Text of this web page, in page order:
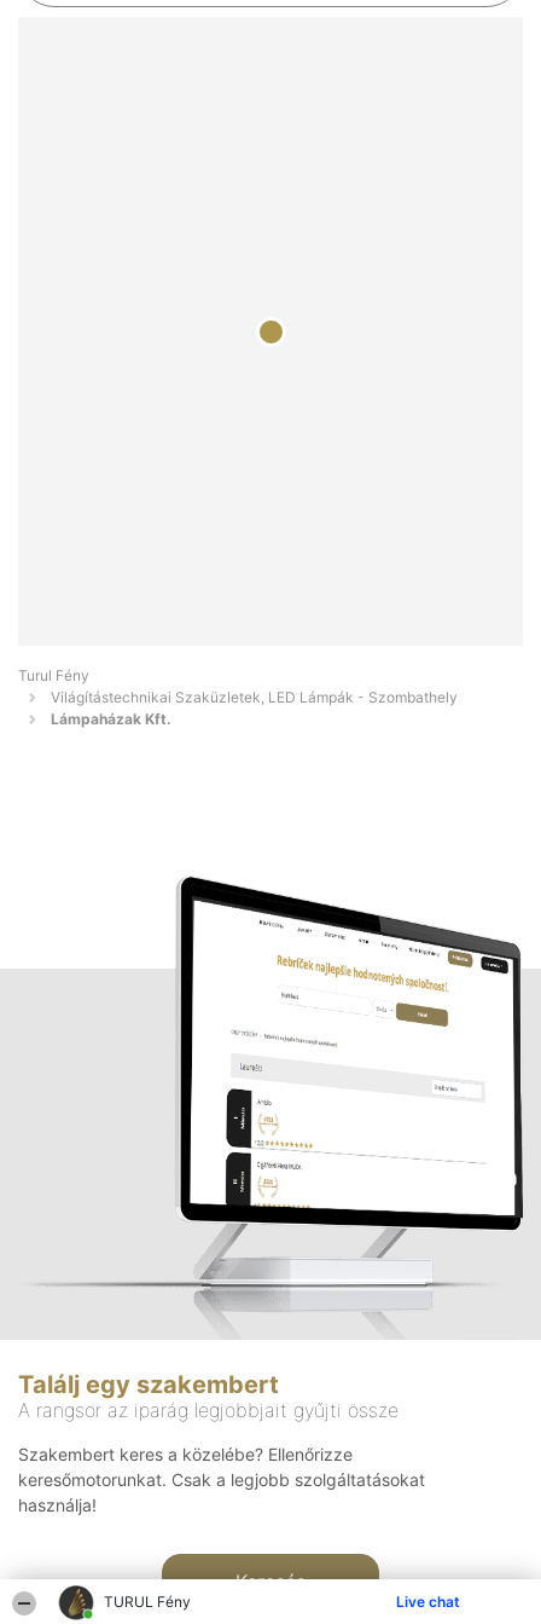
TURUL Fény Live chat
Turul Fény
Világítástechnikai Szaküzletek, LED Lámpák - Szombathely
Lámpaházak Kft.
Találj egy szakembert
A rangsor az iparág legjobbjait gyűjti össze
Szakembert keres a közelébe? Ellenőrizze
keresőmotorunkat. Csak a legjobb szolgáltatásokat
használja!
Keresés